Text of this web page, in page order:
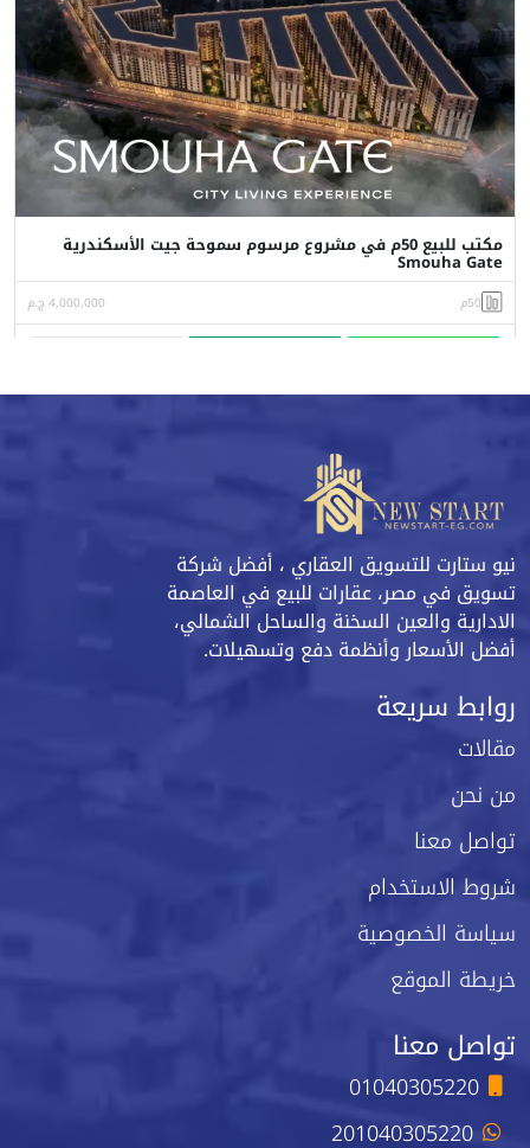
مكتب للبيع 50م في مشروع مرسوم سموحة جيت الأسكندرية
Smouha Gate
50م 4,000,000 ج.م
نيو ستارت للتسويق العقاري ، أفضل شركة
تسويق في مصر، عقارات للبيع في العاصمة
الادارية والعين السخنة والساحل الشمالي،
أفضل الأسعار وأنظمة دفع وتسهيلات.
روابط سريعة
مقالات
من نحن
تواصل معنا
شروط الاستخدام
سياسة الخصوصية
خريطة الموقع
تواصل معنا
01040305220
201040305220